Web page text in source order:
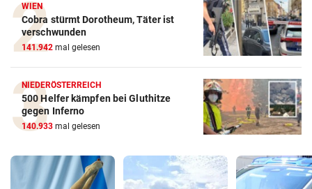
WIEN
Cobra stürmt Dorotheum, Täter ist
verschwunden
141.942 mal gelesen
NIEDERÖSTERREICH
500 Helfer kämpfen bei Gluthitze
gegen Inferno
140.933 mal gelesen